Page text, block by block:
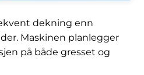
dekning enn
Maskinen planlegger
på både gresset og